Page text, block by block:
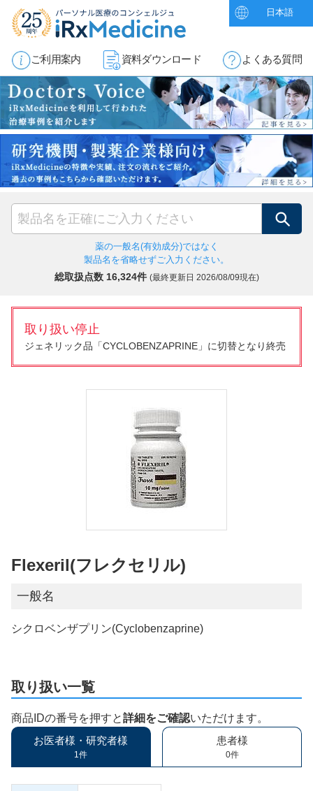
日本語
ご利用案内 資料ダウンロード よくある質問
検索
薬の一般名(有効成分)ではなく
製品名を省略せずご入力ください。
総取扱点数 16,324件 (最終更新日 2026/08/09現在)
取り扱い停止
ジェネリック品「CYCLOBENZAPRINE」に切替となり終売
Flexeril(フレクセリル)
一般名
シクロベンザプリン(Cyclobenzaprine)
取り扱い一覧
商品IDの番号を押すと詳細をご確認いただけます。
お医者様・研究者様
1件
患者様
0件